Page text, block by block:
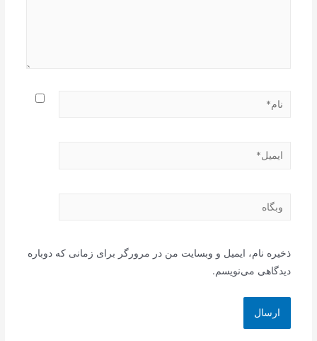
نام*
ایمیل*
وبگاه
ذخیره نام، ایمیل و وبسایت من در مرورگر برای زمانی که دوباره
دیدگاهی می‌نویسم.